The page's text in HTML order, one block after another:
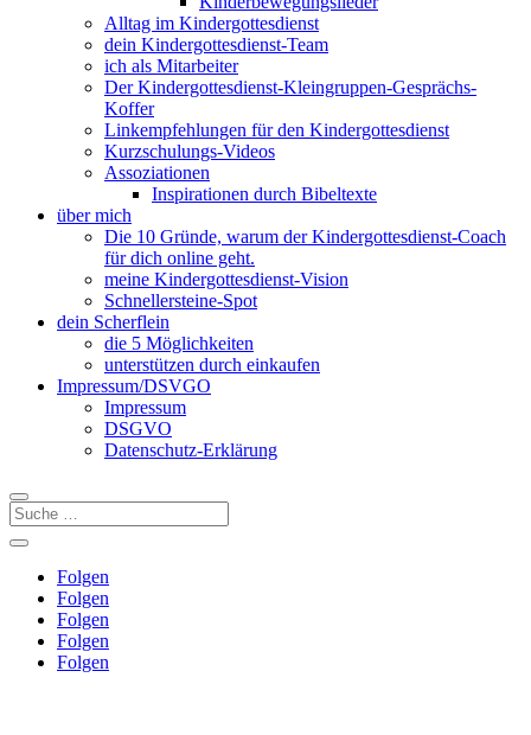
Alltag im Kindergottesdienst
dein Kindergottesdienst-Team
ich als Mitarbeiter
Der Kindergottesdienst-Kleingruppen-Gesprächs-
Koffer
Linkempfehlungen für den Kindergottesdienst
Kurzschulungs-Videos
Assoziationen
Inspirationen durch Bibeltexte
über mich
Die 10 Gründe, warum der Kindergottesdienst-Coach
für dich online geht.
meine Kindergottesdienst-Vision
Schnellersteine-Spot
dein Scherflein
die 5 Möglichkeiten
unterstützen durch einkaufen
Impressum/DSVGO
Impressum
DSGVO
Datenschutz-Erklärung
Folgen
Folgen
Folgen
Folgen
Folgen